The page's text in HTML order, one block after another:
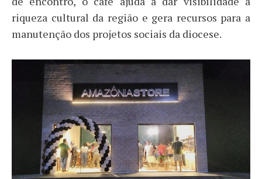
riqueza cultural da região e gera recursos para a
manutenção dos projetos sociais da diocese.